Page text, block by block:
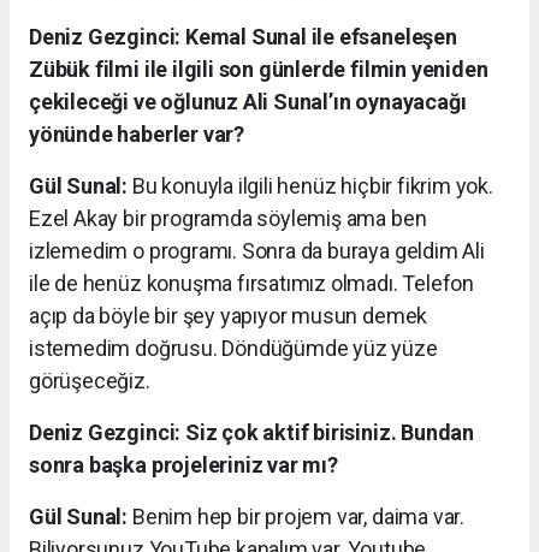
Deniz Gezginci: Kemal Sunal ile efsaneleşen
Zübük filmi ile ilgili son günlerde filmin yeniden
çekileceği ve oğlunuz Ali Sunal’ın oynayacağı
yönünde haberler var?
Gül Sunal: Bu konuyla ilgili henüz hiçbir fikrim yok.
Ezel Akay bir programda söylemiş ama ben
izlemedim o programı. Sonra da buraya geldim Ali
ile de henüz konuşma fırsatımız olmadı. Telefon
açıp da böyle bir şey yapıyor musun demek
istemedim doğrusu. Döndüğümde yüz yüze
görüşeceğiz.
Deniz Gezginci: Siz çok aktif birisiniz. Bundan
sonra başka projeleriniz var mı?
Gül Sunal: Benim hep bir projem var, daima var.